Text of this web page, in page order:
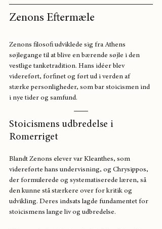
Zenons Eftermæle
Zenons filosofi udviklede sig fra Athens
søjlegange til at blive en bærende søjle i den
vestlige tanketradition. Hans idéer blev
videreført, forfinet og ført ud i verden af
stærke personligheder, som bar stoicismen ind
i nye tider og samfund.
Stoicismens udbredelse i
Romerriget
Blandt Zenons elever var Kleanthes, som
videreførte hans undervisning, og Chrysippos,
der formulerede og systematiserede læren, så
den kunne stå stærkere over for kritik og
udvikling. Deres indsats lagde fundamentet for
stoicismens lange liv og udbredelse.